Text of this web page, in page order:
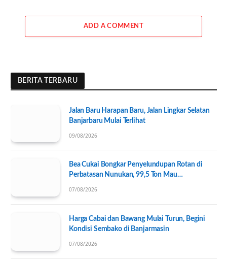
ADD A COMMENT
BERITA TERBARU
Jalan Baru Harapan Baru, Jalan Lingkar Selatan
Banjarbaru Mulai Terlihat
09/08/2026
Bea Cukai Bongkar Penyelundupan Rotan di
Perbatasan Nunukan, 99,5 Ton Mau
07/08/2026
Harga Cabai dan Bawang Mulai Turun, Begini
Kondisi Sembako di Banjarmasin
07/08/2026